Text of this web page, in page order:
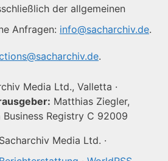
der allgemeinen
Anfragen: info@sacharchiv.de.
.
Media Ltd., Valletta ·
Matthias Ziegler,
Registry C 92009
Media Ltd. ·